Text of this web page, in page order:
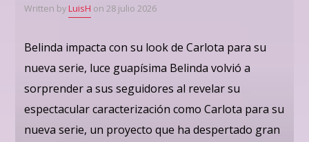
Written by LuisH on 28 julio 2026
Belinda impacta con su look de Carlota para su
nueva serie, luce guapísima Belinda volvió a
sorprender a sus seguidores al revelar su
espectacular caracterización como Carlota para su
nueva serie, un proyecto que ha despertado gran